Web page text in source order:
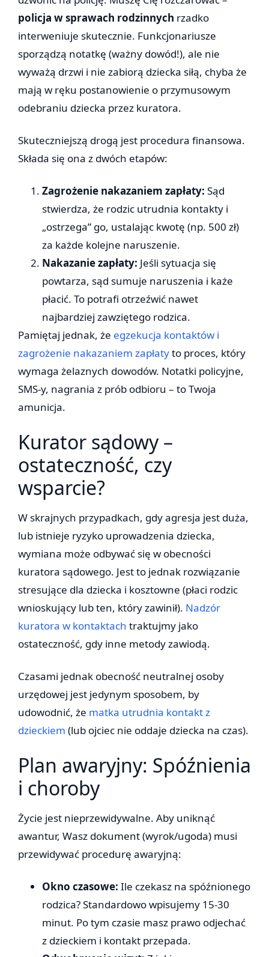
policja w sprawach rodzinnych rzadko
interweniuje skutecznie. Funkcjonariusze
sporządzą notatkę (ważny dowód!), ale nie
wyważą drzwi i nie zabiorą dziecka siłą, chyba że
mają w ręku postanowienie o przymusowym
odebraniu dziecka przez kuratora.
Skuteczniejszą drogą jest procedura finansowa.
Składa się ona z dwóch etapów:
Zagrożenie nakazaniem zapłaty: Sąd
stwierdza, że rodzic utrudnia kontakty i
„ostrzega” go, ustalając kwotę (np. 500 zł)
za każde kolejne naruszenie.
Nakazanie zapłaty: Jeśli sytuacja się
powtarza, sąd sumuje naruszenia i każe
płacić. To potrafi otrzeźwić nawet
najbardziej zawziętego rodzica.
Pamiętaj jednak, że egzekucja kontaktów i
zagrożenie nakazaniem zapłatyto proces, który
wymaga żelaznych dowodów. Notatki policyjne,
SMS-y, nagrania z prób odbioru – to Twoja
amunicja.
Kurator sądowy –
ostateczność, czy
wsparcie?
W skrajnych przypadkach, gdy agresja jest duża,
lub istnieje ryzyko uprowadzenia dziecka,
wymiana może odbywać się w obecności
kuratora sądowego. Jest to jednak rozwiązanie
stresujące dla dziecka i kosztowne (płaci rodzic
wnioskujący lub ten, który zawinił). Nadzór
kuratora w kontaktach traktujmy jako
ostateczność, gdy inne metody zawiodą.
Czasami jednak obecność neutralnej osoby
urzędowej jest jedynym sposobem, by
udowodnić, że matka utrudnia kontakt z
dzieckiem (lub ojciec nie oddaje dziecka na czas).
Plan awaryjny: Spóźnienia
i choroby
Życie jest nieprzewidywalne. Aby uniknąć
awantur, Wasz dokument (wyrok/ugoda) musi
przewidywać procedurę awaryjną:
Okno czasowe: Ile czekasz na spóźnionego
rodzica? Standardowo wpisujemy 15-30
minut. Po tym czasie masz prawo odjechać
z dzieckiem i kontakt przepada.